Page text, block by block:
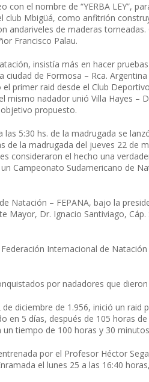
con el nombre de “YERBA LEY”,
club Mbigüá, como anfitrión
andariveles de maderas
Francisco Palau.
insistía más en hacer
ciudad de Formosa – Rca.
primer raid desde el Club
mismo nadador unió Villa Hayes
propuesto.
5:30 hs. de la madrugada se
de la madrugada del jueves 22 de
consideraron el hecho una
Campeonato Sudamericano de
Natación – FEPANA, bajo la
Mayor, Dr. Ignacio Santiviago,
Internacional de
por nadadores que
diciembre de 1.956, inició un raid
en 5 días, después de 105 horas
tiempo de 100 horas y 30
por el Profesor Héctor
el lunes 25 a las 16:40